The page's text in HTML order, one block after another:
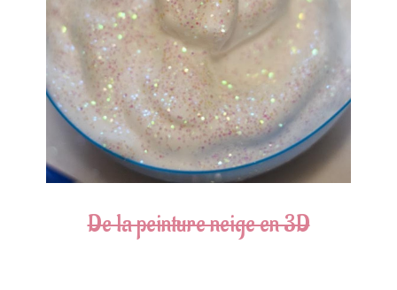
De la peinture neige en 3D